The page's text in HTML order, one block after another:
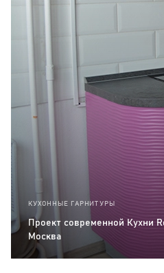
КУХОННЫЕ ГАРНИТУРЫ
Проект современной Кухни
Москва